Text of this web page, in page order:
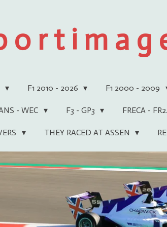
o r t i m a g
F1 2010 - 2026 F1 2000 - 2009
- WEC F3 - GP3 FRECA -
THEY RACED AT ASSEN